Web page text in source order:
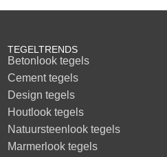
TEGELTRENDS
Betonlook tegels
Cement tegels
Design tegels
Houtlook tegels
Natuursteenlook tegels
Marmerlook tegels